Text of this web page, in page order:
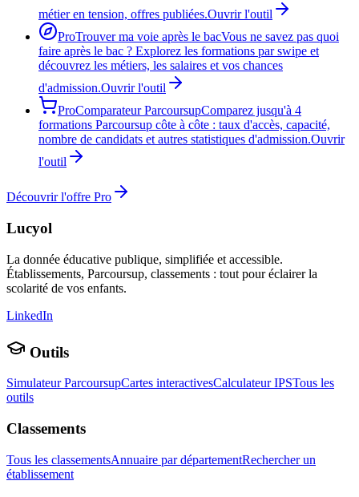
métier en tension, offres publiées.Ouvrir l'outil
ProTrouver ma voie après le bacVous ne savez pas quoi
faire après le bac ? Explorez les formations par swipe et
découvrez les métiers, les salaires et vos chances
d'admission.Ouvrir l'outil
ProComparateur ParcoursupComparez jusqu'à 4
formations Parcoursup côte à côte : taux d'accès, capacité,
nombre de candidats et autres statistiques d'admission.Ouvrir
l'outil
Découvrir l'offre Pro
Lucyol
La donnée éducative publique, simplifiée et accessible.
Établissements, Parcoursup, classements : tout pour éclairer la
scolarité de vos enfants.
LinkedIn
Outils
Simulateur ParcoursupCartes interactivesCalculateur IPSTous les
outils
Classements
Tous les classementsAnnuaire par départementRechercher un
établissement